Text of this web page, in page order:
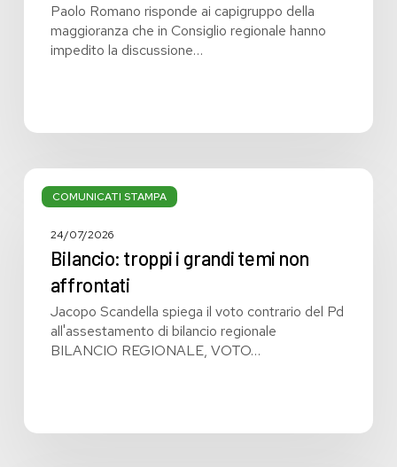
Paolo Romano risponde ai capigruppo della
maggioranza che in Consiglio regionale hanno
impedito la discussione…
COMUNICATI STAMPA
Bilancio:
troppi
grandi
affrontati
24/07/2026
Bilancio: troppi i grandi temi non
affrontati
Jacopo Scandella spiega il voto contrario del Pd
all'assestamento di bilancio regionale
BILANCIO REGIONALE, VOTO…